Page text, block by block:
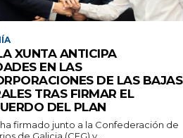
XUNTA ANTICIPA
EN LAS
DE LAS BAJAS
TRAS FIRMAR EL
DEL PLAN
ha firmado junto a la Confederación de
de Galicia (CEG) y...